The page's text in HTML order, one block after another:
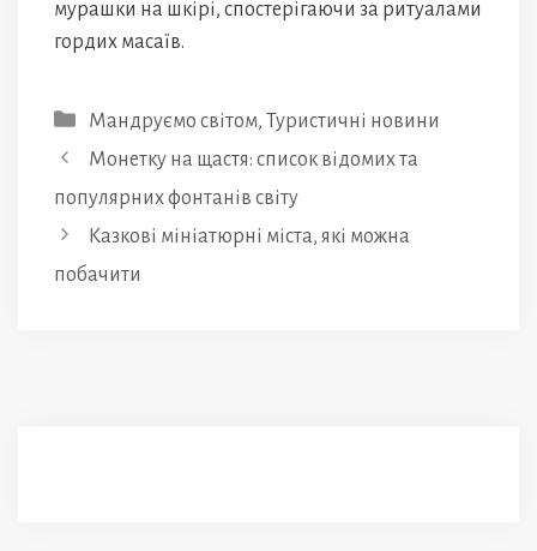
мурашки на шкірі, спостерігаючи за ритуалами
гордих масаїв.
Категорії
Мандруємо світом, Туристичні новини
Монетку на щастя: список відомих та
популярних фонтанів світу
Казкові мініатюрні міста, які можна
побачити